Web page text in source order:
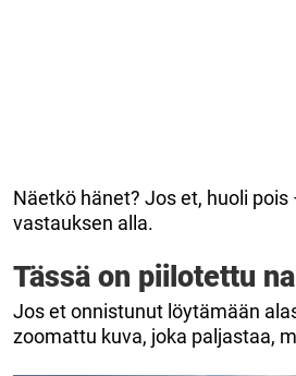
Näetkö hänet? Jos et, huoli
vastauksen alla.
Tässä on piilotettu
Jos et onnistunut löytämään
zoomattu kuva, joka paljastaa,